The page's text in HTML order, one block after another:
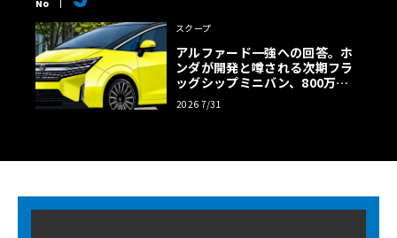
No
スクープ
アルファード一強への回答。ホ
ンダが開発と噂される次期フラ
ッグシップミニバン、800万円
超の勝算【予想CG】
2026 7/31